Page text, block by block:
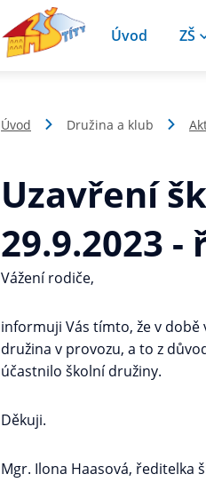
Úvod ZŠ
Úvod Družina a klub
Uzavření
29.9.2023
Vážení rodiče,
informuji Vás tímto, že v době
družina v provozu, a to z
účastnilo školní družiny.
Děkuji.
Mgr. Ilona Haasová, ředitelka